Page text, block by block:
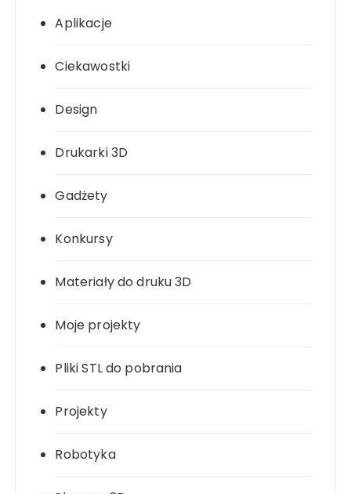
Aplikacje
Ciekawostki
Design
Drukarki 3D
Gadżety
Konkursy
Materiały do druku 3D
Moje projekty
Pliki STL do pobrania
Projekty
Robotyka